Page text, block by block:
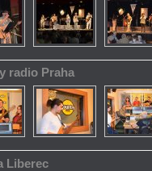
radio Praha
Liberec